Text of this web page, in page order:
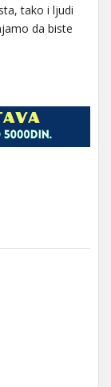
tako i ljudi
da biste